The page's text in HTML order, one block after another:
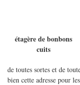
étagère de bonbons
cuits
de toutes sortes et de
bien cette adresse pour